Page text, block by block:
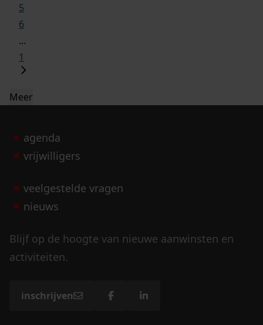
5
6
...
1
Meer
agenda
vrijwilligers
veelgestelde vragen
nieuws
Blijf op de hoogte van nieuwe aanwinsten en
activiteiten.
inschrijven